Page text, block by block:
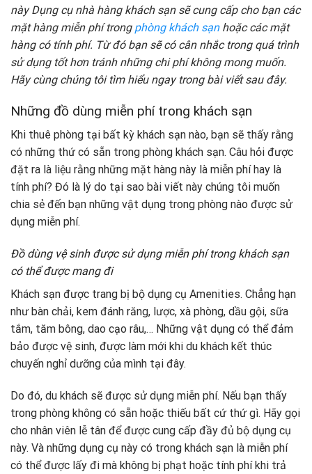
này Dụng cụ nhà hàng khách sạn sẽ cung cấp cho bạn các
mặt hàng miễn phí trong phòng khách sạnhoặc các mặt
hàng có tính phí. Từ đó bạn sẽ có cân nhắc trong quá trình
sử dụng tốt hơn tránh những chi phí không mong muốn.
Hãy cùng chúng tôi tìm hiểu ngay trong bài viết sau đây.
Những đồ dùng miễn phí trong khách sạn
Khi thuê phòng tại bất kỳ khách sạn nào, bạn sẽ thấy rằng
có những thứ có sẵn trong phòng khách sạn. Câu hỏi được
đặt ra là liệu rằng những mặt hàng này là miễn phí hay là
tính phí? Đó là lý do tại sao bài viết này chúng tôi muốn
chia sẻ đến bạn những vật dụng trong phòng nào được sử
dụng miễn phí.
Đồ dùng vệ sinh được sử dụng miễn phí trong khách sạn
có thể được mang đi
Khách sạn được trang bị bộ dụng cụ Amenities. Chẳng hạn
như bàn chải, kem đánh răng, lược, xà phòng, dầu gội, sữa
tắm, tăm bông, dao cạo râu,… Những vật dụng có thể đảm
bảo được vệ sinh, được làm mới khi du khách kết thúc
chuyến nghỉ dưỡng của mình tại đây.
Do đó, du khách sẽ được sử dụng miễn phí. Nếu bạn thấy
trong phòng không có sẵn hoặc thiếu bất cứ thứ gì. Hãy gọi
cho nhân viên lễ tân để được cung cấp đầy đủ bộ dụng cụ
này. Và những dụng cụ này có trong khách sạn là miễn phí
có thể được lấy đi mà không bị phạt hoặc tính phí khi trả